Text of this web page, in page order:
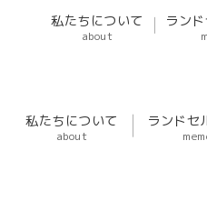
私たちについて
about
ランドセ
私たちについて
about
ラン